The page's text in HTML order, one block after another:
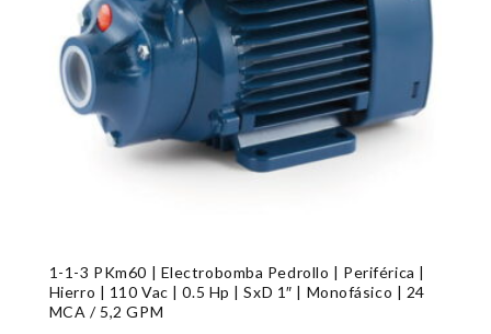
1-1-3 PKm60 | Electrobomba Pedrollo | Periférica |
Hierro | 110 Vac | 0.5 Hp | SxD 1″ | Monofásico | 24
MCA / 5,2 GPM